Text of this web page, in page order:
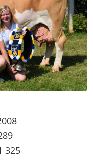
325